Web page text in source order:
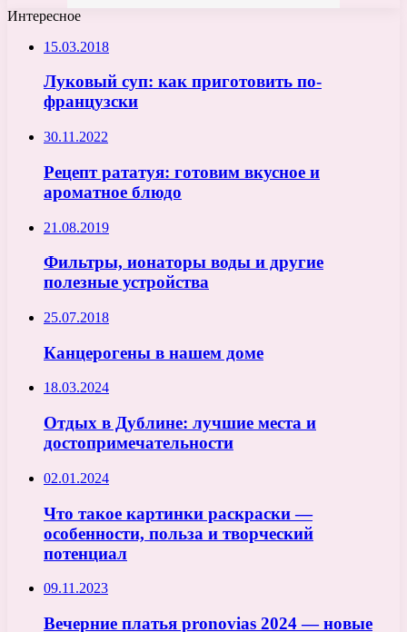
Интересное
15.03.2018
Луковый суп: как приготовить по-
французски
30.11.2022
Рецепт рататуя: готовим вкусное и
ароматное блюдо
21.08.2019
Фильтры, ионаторы воды и другие
полезные устройства
25.07.2018
Канцерогены в нашем доме
18.03.2024
Отдых в Дублине: лучшие места и
достопримечательности
02.01.2024
Что такое картинки раскраски —
особенности, польза и творческий
потенциал
09.11.2023
Вечерние платья pronovias 2024 — новые